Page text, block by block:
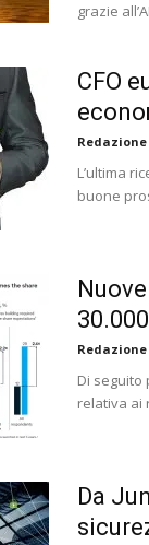
grazie
CFO
L’ultima
buone
Di seguito
relativa ai
Da